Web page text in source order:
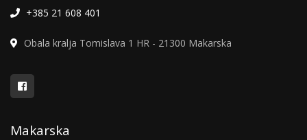
+385 21 608 401
Obala kralja Tomislava 1 HR - 21300 Makarska
Makarska